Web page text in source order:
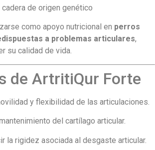
de origen genético
como apoyo nutricional en perros
a problemas articulares,
su calidad de vida.
de ArtritiQur Forte
y flexibilidad de las articulaciones.
del cartílago articular.
la rigidez asociada al desgaste articular.